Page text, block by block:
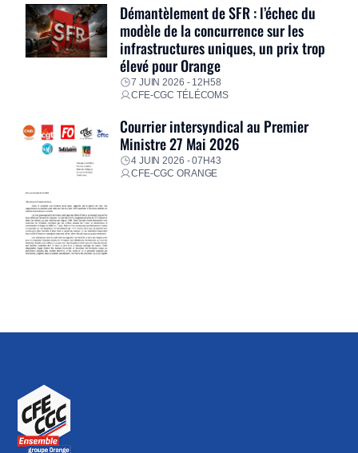
Démantèlement de SFR : l’échec du
modèle de la concurrence sur les
infrastructures uniques, un prix trop
élevé pour Orange
7 JUIN 2026 - 12H58
CFE-CGC TÉLÉCOMS
Courrier intersyndical au Premier
Ministre 27 Mai 2026
4 JUIN 2026 - 07H43
CFE-CGC ORANGE